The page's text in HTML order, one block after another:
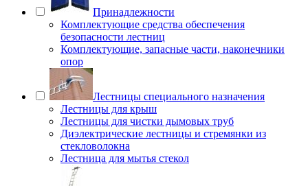
Принадлежности
Комплектующие средства обеспечения
безопасности лестниц
Комплектующие, запасные части, наконечники
опор
Лестницы специального назначения
Лестницы для крыш
Лестницы для чистки дымовых труб
Диэлектрические лестницы и стремянки из
стекловолокна
Лестница для мытья стекол